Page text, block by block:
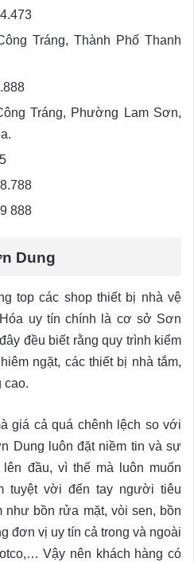
Tráng, Thành Phố Thanh
Tráng, Phường Lam Sơn,
888
Dung
top các shop thiết bị nhà vệ
uy tín chính là cơ sở Sơn
đều biết rằng quy trình kiểm
ngặt, các thiết bị nhà tắm,
cao.
giá cả quá chênh lệch so với
Dung luôn đặt niềm tin và sự
đầu, vì thế mà luôn muốn
tuyệt vời đến tay người tiêu
như bồn rửa mặt, vòi sen, bồn
đơn vị uy tín cả trong và ngoài
Vậy nên khách hàng có